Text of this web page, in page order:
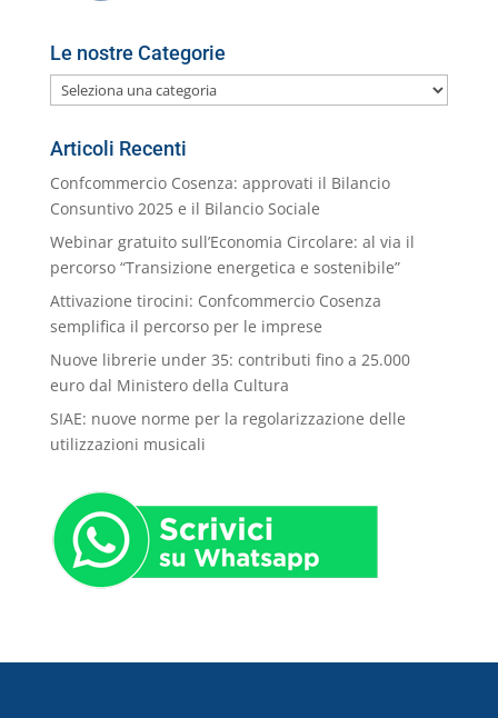
Le nostre Categorie
Le
nostre
Categorie
Articoli Recenti
Confcommercio Cosenza: approvati il Bilancio
Consuntivo 2025 e il Bilancio Sociale
Webinar gratuito sull’Economia Circolare: al via il
percorso “Transizione energetica e sostenibile”
Attivazione tirocini: Confcommercio Cosenza
semplifica il percorso per le imprese
Nuove librerie under 35: contributi fino a 25.000
euro dal Ministero della Cultura
SIAE: nuove norme per la regolarizzazione delle
utilizzazioni musicali